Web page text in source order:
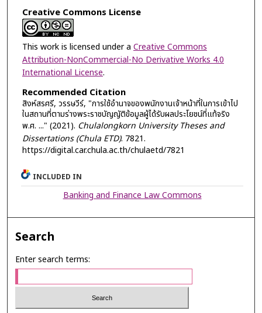
Creative Commons License
This work is licensed under a Creative Commons
Attribution-NonCommercial-No Derivative Works 4.0
International License.
Recommended Citation
สิงห์สรศรี, วรรษวีร์, "การใช้อำนาจของพนักงานเจ้าหน้าที่ในการเข้าไป
ในสถานที่ตามร่างพระราชบัญญัติข้อมูลผู้ได้รับผลประโยชน์ที่แท้จริง
พ.ศ. ..." (2021). Chulalongkorn University Theses and
Dissertations (Chula ETD). 7821.
https://digital.car.chula.ac.th/chulaetd/7821
INCLUDED IN
Banking and Finance Law Commons
Search
Enter search terms: